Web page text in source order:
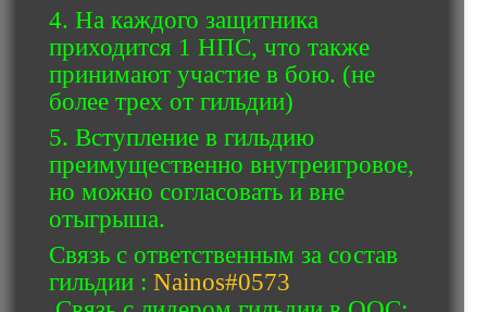
4. На каждого защитника
приходится 1 НПС, что также
принимают участие в бою. (не
более трех от гильдии)
5. Вступление в гильдию
преимущественно внутреигровое,
но можно согласовать и вне
отыгрыша.
Связь с ответственным за состав
гильдии : Nainos#0573